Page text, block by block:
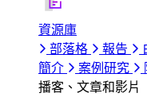
資源庫
部落格
報告
簡介
案例研究
播客、文章和影片